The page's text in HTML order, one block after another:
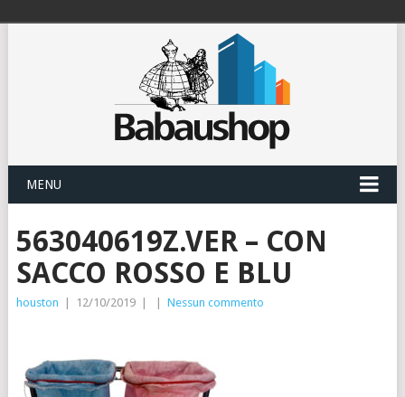
MENU
563040619Z.VER – CON
SACCO ROSSO E BLU
houston 12/10/2019 Nessun commento